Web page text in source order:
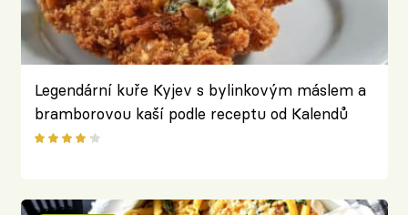
Legendární kuře Kyjev s bylinkovým máslem a
bramborovou kaší podle receptu od Kalendů